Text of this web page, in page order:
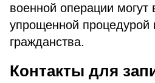
военной операции могут
упрощенной процедурой
гражданства.
Контакты для